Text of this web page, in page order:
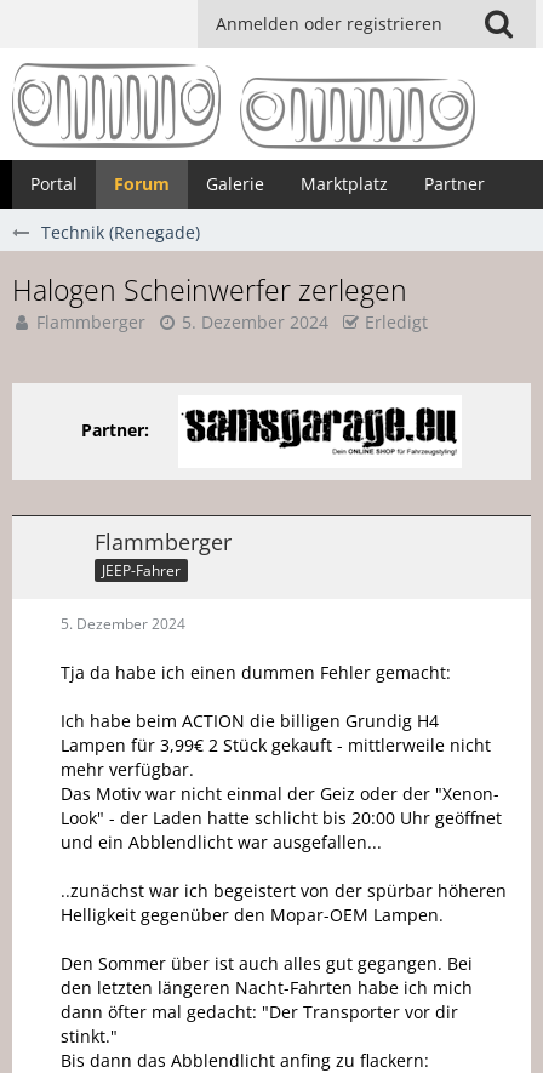
Anmelden oder registrieren
Portal Forum Galerie Marktplatz Partner
Technik (Renegade)
Halogen Scheinwerfer zerlegen
Flammberger 5. Dezember 2024 Erledigt
Partner:
Flammberger
JEEP-Fahrer
5. Dezember 2024
Tja da habe ich einen dummen Fehler gemacht:
Ich habe beim ACTION die billigen Grundig H4
Lampen für 3,99€ 2 Stück gekauft - mittlerweile nicht
mehr verfügbar.
Das Motiv war nicht einmal der Geiz oder der "Xenon-
Look" - der Laden hatte schlicht bis 20:00 Uhr geöffnet
und ein Abblendlicht war ausgefallen...
..zunächst war ich begeistert von der spürbar höheren
Helligkeit gegenüber den Mopar-OEM Lampen.
Den Sommer über ist auch alles gut gegangen. Bei
den letzten längeren Nacht-Fahrten habe ich mich
dann öfter mal gedacht: "Der Transporter vor dir
stinkt."
Bis dann das Abblendlicht anfing zu flackern: